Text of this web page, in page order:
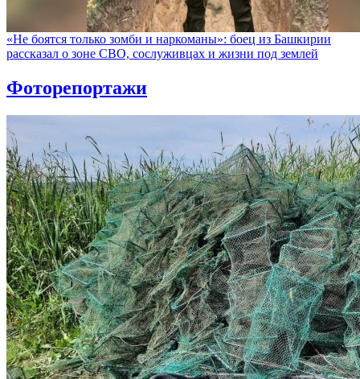
«Не боятся только зомби и наркоманы»: боец из Башкирии
рассказал о зоне СВО, сослуживцах и жизни под землей
Фоторепортажи